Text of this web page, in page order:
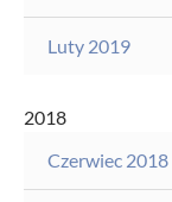
Luty 2019
2018
Czerwiec 2018